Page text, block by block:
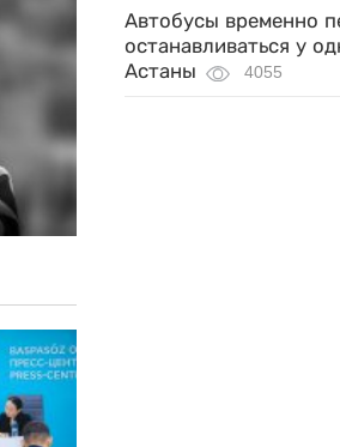
Автобусы временно
останавливаться у
Астаны
4055